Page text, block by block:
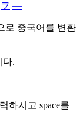
ヲ ―
로 중국어를 변환
다.
하시고 space를